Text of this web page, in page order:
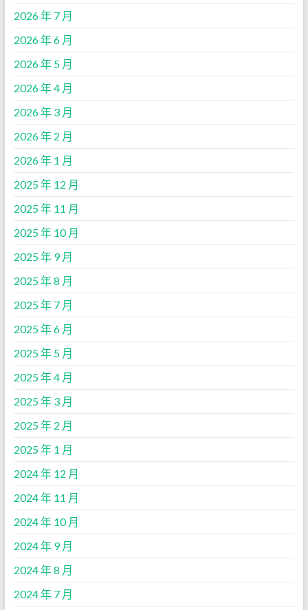
2026 年 7 月
2026 年 6 月
2026 年 5 月
2026 年 4 月
2026 年 3 月
2026 年 2 月
2026 年 1 月
2025 年 12 月
2025 年 11 月
2025 年 10 月
2025 年 9 月
2025 年 8 月
2025 年 7 月
2025 年 6 月
2025 年 5 月
2025 年 4 月
2025 年 3 月
2025 年 2 月
2025 年 1 月
2024 年 12 月
2024 年 11 月
2024 年 10 月
2024 年 9 月
2024 年 8 月
2024 年 7 月